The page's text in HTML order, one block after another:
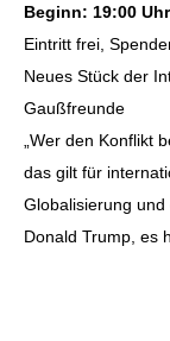
Beginn: 19:00 Uhr
Eintritt frei,
Neues Stück der
Gaußfreunde
„Wer den Konflikt
das gilt für
Globalisierung
Donald Trump, es